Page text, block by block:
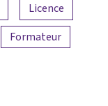
Licence
Formateur